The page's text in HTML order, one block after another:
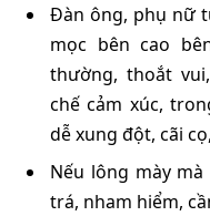
Đàn ông, phụ nữ
mọc bên cao
thường, thoắt
chế cảm xúc,
dễ xung đột, cãi
Nếu lông mày
trá, nham hiểm,